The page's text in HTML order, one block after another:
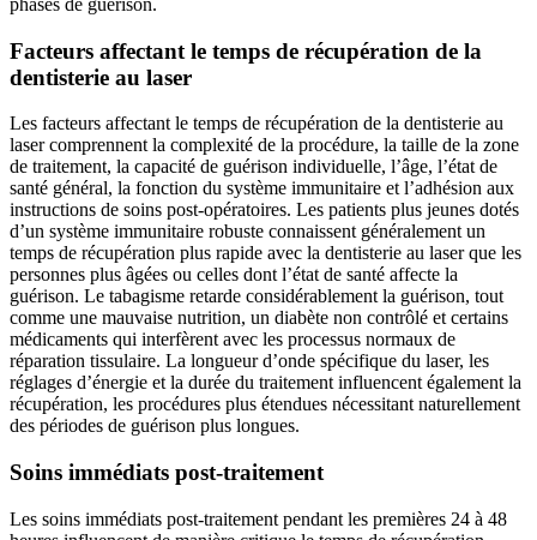
phases de guérison.
Facteurs affectant le temps de récupération de la
dentisterie au laser
Les facteurs affectant le temps de récupération de la dentisterie au
laser comprennent la complexité de la procédure, la taille de la zone
de traitement, la capacité de guérison individuelle, l’âge, l’état de
santé général, la fonction du système immunitaire et l’adhésion aux
instructions de soins post-opératoires. Les patients plus jeunes dotés
d’un système immunitaire robuste connaissent généralement un
temps de récupération plus rapide avec la dentisterie au laser que les
personnes plus âgées ou celles dont l’état de santé affecte la
guérison. Le tabagisme retarde considérablement la guérison, tout
comme une mauvaise nutrition, un diabète non contrôlé et certains
médicaments qui interfèrent avec les processus normaux de
réparation tissulaire. La longueur d’onde spécifique du laser, les
réglages d’énergie et la durée du traitement influencent également la
récupération, les procédures plus étendues nécessitant naturellement
des périodes de guérison plus longues.
Soins immédiats post-traitement
Les soins immédiats post-traitement pendant les premières 24 à 48